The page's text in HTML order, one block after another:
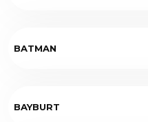
BATMAN
BAYBURT